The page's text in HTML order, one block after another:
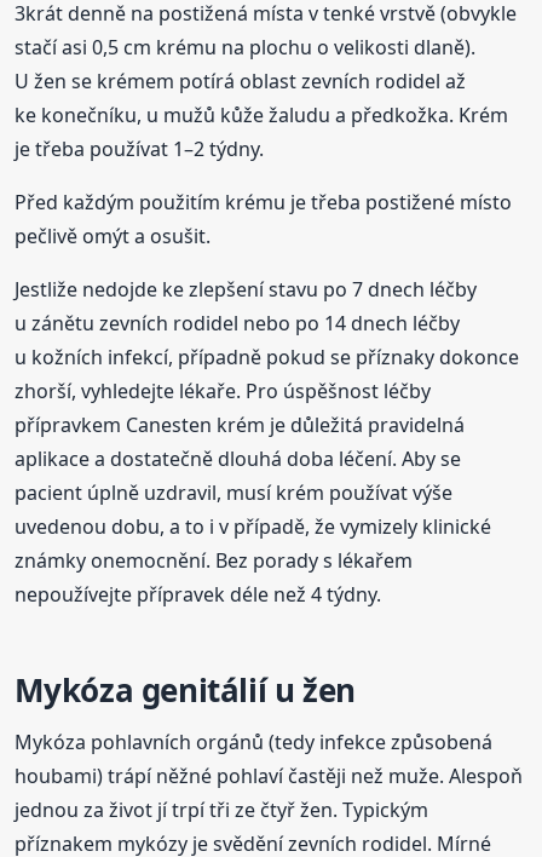
3krát denně na postižená místa v tenké vrstvě (obvykle
stačí asi 0,5 cm krému na plochu o velikosti dlaně).
U žen se krémem potírá oblast zevních rodidel až
ke konečníku, u mužů kůže žaludu a předkožka. Krém
je třeba používat 1–2 týdny.
Před každým použitím krému je třeba postižené místo
pečlivě omýt a osušit.
Jestliže nedojde ke zlepšení stavu po 7 dnech léčby
u zánětu zevních rodidel nebo po 14 dnech léčby
u kožních infekcí, případně pokud se příznaky dokonce
zhorší, vyhledejte lékaře. Pro úspěšnost léčby
přípravkem Canesten krém je důležitá pravidelná
aplikace a dostatečně dlouhá doba léčení. Aby se
pacient úplně uzdravil, musí krém používat výše
uvedenou dobu, a to i v případě, že vymizely klinické
známky onemocnění. Bez porady s lékařem
nepoužívejte přípravek déle než 4 týdny.
Mykóza genitálií u žen
Mykóza pohlavních orgánů (tedy infekce způsobená
houbami) trápí něžné pohlaví častěji než muže. Alespoň
jednou za život jí trpí tři ze čtyř žen. Typickým
příznakem mykózy je svědění zevních rodidel. Mírné